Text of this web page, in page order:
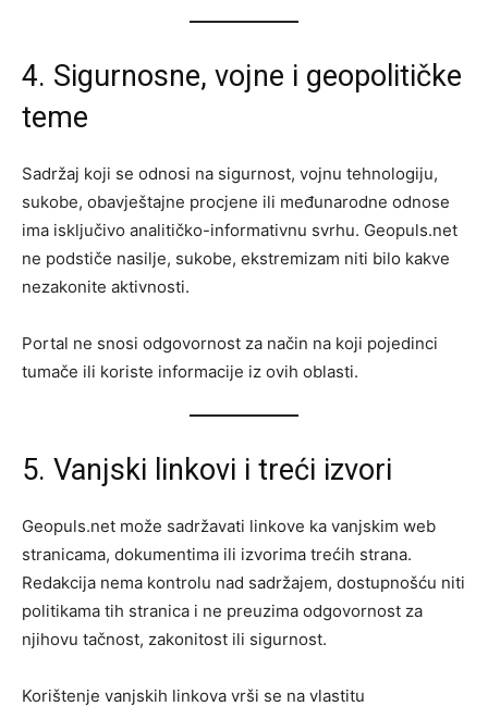
4. Sigurnosne, vojne i geopolitičke
teme
Sadržaj koji se odnosi na sigurnost, vojnu tehnologiju,
sukobe, obavještajne procjene ili međunarodne odnose
ima isključivo analitičko-informativnu svrhu. Geopuls.net
ne podstiče nasilje, sukobe, ekstremizam niti bilo kakve
nezakonite aktivnosti.
Portal ne snosi odgovornost za način na koji pojedinci
tumače ili koriste informacije iz ovih oblasti.
5. Vanjski linkovi i treći izvori
Geopuls.net može sadržavati linkove ka vanjskim web
stranicama, dokumentima ili izvorima trećih strana.
Redakcija nema kontrolu nad sadržajem, dostupnošću niti
politikama tih stranica i ne preuzima odgovornost za
njihovu tačnost, zakonitost ili sigurnost.
Korištenje vanjskih linkova vrši se na vlastitu